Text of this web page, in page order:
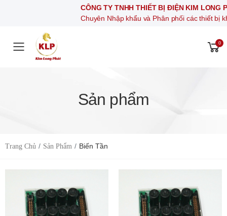
CÔNG TY TNHH THIẾT BỊ ĐIỆN KIM LONG PHÁT
Chuyên Nhập khẩu và Phân phối các thiết bị khí nén, thiết
Toggle mobile menu
0
Sản phẩm
Trang Chủ Sản Phẩm Biến Tần